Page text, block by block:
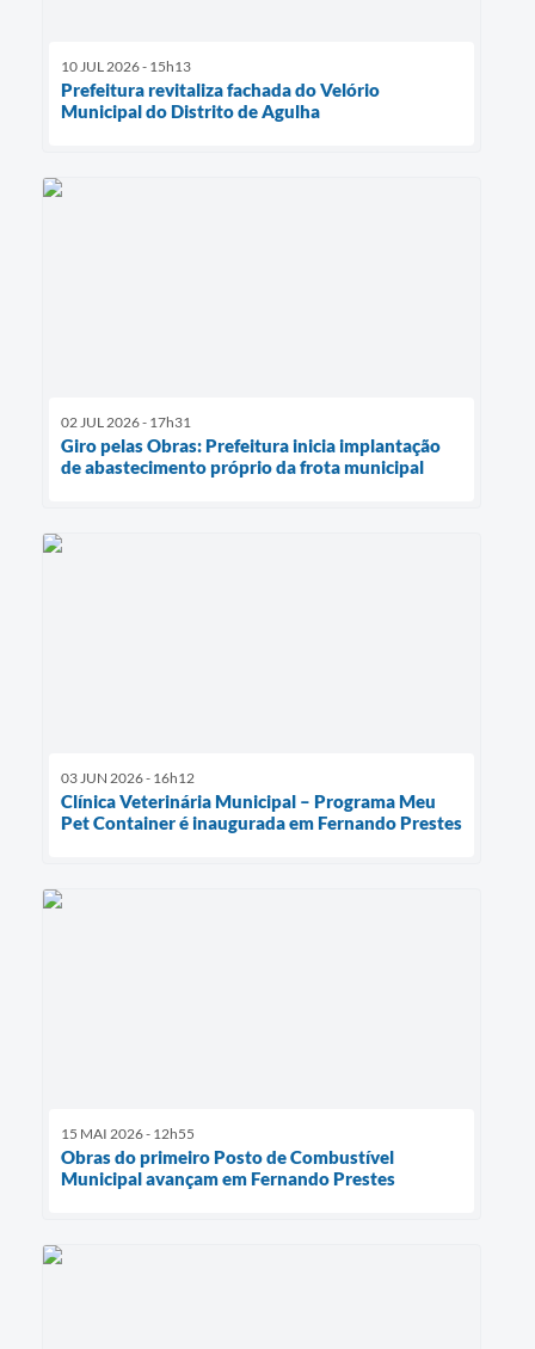
10 JUL 2026 - 15h13
Prefeitura revitaliza fachada do Velório
Municipal do Distrito de Agulha
02 JUL 2026 - 17h31
Giro pelas Obras: Prefeitura inicia implantação
de abastecimento próprio da frota municipal
03 JUN 2026 - 16h12
Clínica Veterinária Municipal – Programa Meu
Pet Container é inaugurada em Fernando Prestes
15 MAI 2026 - 12h55
Obras do primeiro Posto de Combustível
Municipal avançam em Fernando Prestes